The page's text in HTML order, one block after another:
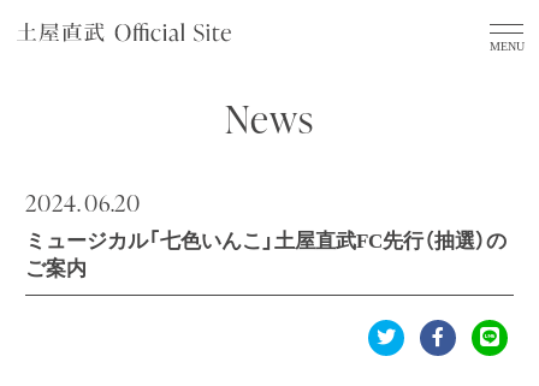
News
2024.06.20
ミュージカル「七色いんこ」土屋直武FC先行（抽選）の
ご案内